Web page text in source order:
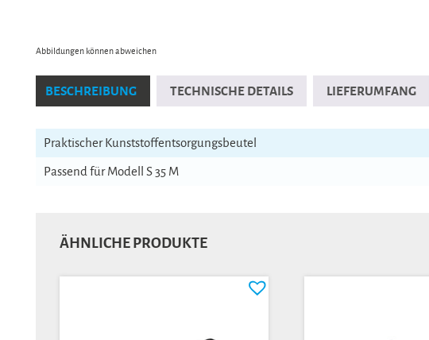
Abbildungen können abweichen
BESCHREIBUNG TECHNISCHE DETAILS LIEFERUMFANG
Praktischer Kunststoffentsorgungsbeutel
Passend für Modell S 35 M
ÄHNLICHE PRODUKTE